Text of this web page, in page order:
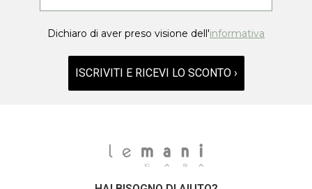
Dichiaro di aver preso visione dell'informativa
ISCRIVITI E RICEVI LO SCONTO ›